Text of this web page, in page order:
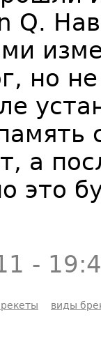
Q.
но
а
это
-
виды